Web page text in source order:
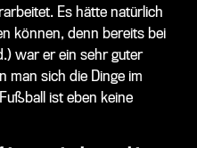
Es hätte natürlich
können, denn bereits bei
war er ein sehr guter
man sich die Dinge im
ist eben keine